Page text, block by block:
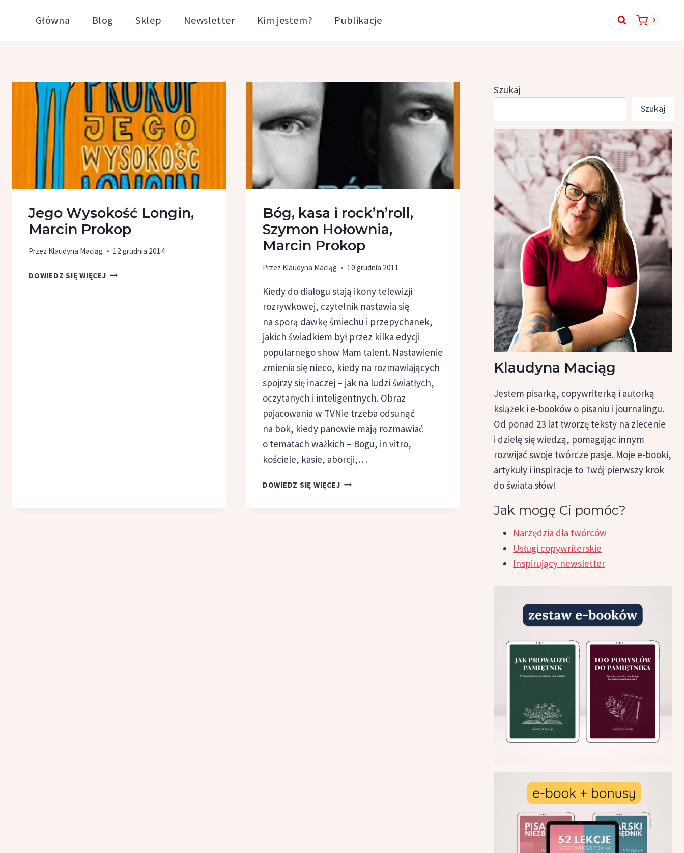
Główna Blog Sklep Newsletter Kim jestem? Publikacje 0
Jego Wysokość Longin,
Marcin Prokop
Przez Klaudyna Maciąg 12 grudnia 2014
DOWIEDZ SIĘ WIĘCEJJEGO
Bóg, kasa i rock’n’roll,
Szymon Hołownia,
Marcin Prokop
Przez Klaudyna Maciąg 10 grudnia 2011
Kiedy do dialogu stają ikony telewizji
rozrywkowej, czytelnik nastawia się
na sporą dawkę śmiechu i przepychanek,
jakich świadkiem był przez kilka edycji
popularnego show Mam talent. Nastawienie
zmienia się nieco, kiedy na rozmawiających
spojrzy się inaczej – jak na ludzi światłych,
oczytanych i inteligentnych. Obraz
pajacowania w TVNie trzeba odsunąć
na bok, kiedy panowie mają rozmawiać
o tematach ważkich – Bogu, in vitro,
kościele, kasie, aborcji,…
DOWIEDZ SIĘ WIĘCEJBÓG,
Szukaj
Szukaj
Klaudyna Maciąg
Jestem pisarką, copywriterką i autorką
książek i e-booków o pisaniu i journalingu.
Od ponad 23 lat tworzę teksty na zlecenie
i dzielę się wiedzą, pomagając innym
rozwijać swoje twórcze pasje. Moje e-booki,
artykuły i inspiracje to Twój pierwszy krok
do świata słów!
Jak mogę Ci pomóc?
Narzędzia dla twórców
Usługi copywriterskie
Inspirujący newsletter